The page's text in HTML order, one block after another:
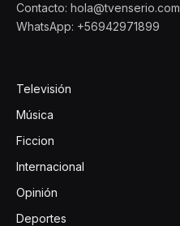
Contacto: hola@tvenserio.com
WhatsApp: +56942971899
Televisión
Música
Ficcion
Internacional
Opinión
Deportes